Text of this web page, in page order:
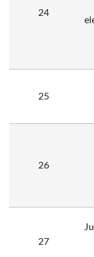
24
25
26
27